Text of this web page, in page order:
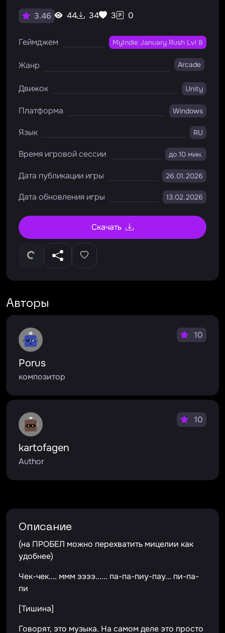
3.46 44 34 3 0
Геймджем MyIndie January Rush Lvl 8
Жанр Arcade
Движок Unity
Платформа Windows
Язык RU
Время игровой сессии до 10 мин.
Дата публикации игры 26.01.2026
Дата обновления игры 13.02.2026
Скачать
Авторы
Porus
композитор
10
kartofagen
Author
10
Описание
(на ПРОБЕЛ можно перехватить мицелии как
удобнее)
Чек-чек.... ммм ээээ...... па-па-пиу-пау... пи-па-
пи
[Тишина]
Говорят, это музыка. На самом деле это просто